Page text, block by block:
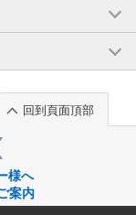
回到頁面頂部
様へ
案内